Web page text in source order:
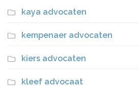
kaya advocaten
kempenaer advocaten
kiers advocaten
kleef advocaat